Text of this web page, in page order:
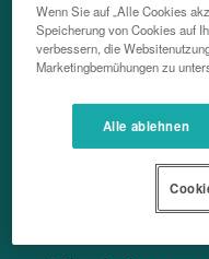
Von Beratung
Ersatzteilen
bereit,
von
Wenn Sie auf „Alle Cookies
Speicherung von Cookies auf
verbessern, die
Marketingbemühungen zu
Alle ablehnen